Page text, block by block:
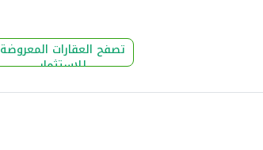
تصفح العقارات المعروضة
للإستثمار